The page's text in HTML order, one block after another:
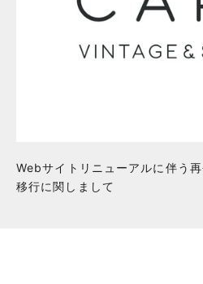
Webサイトリニューアルに伴う
移行に関しまして